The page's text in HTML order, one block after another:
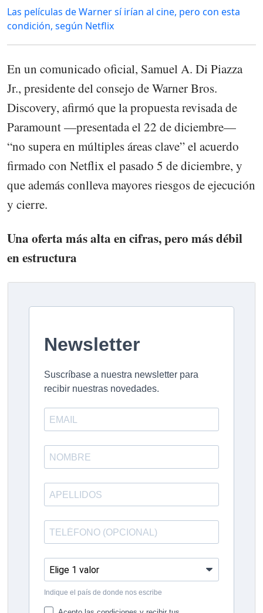
Las películas de Warner sí irían al cine, pero con esta
condición, según Netflix
En un comunicado oficial, Samuel A. Di Piazza
Jr., presidente del consejo de Warner Bros.
Discovery, afirmó que la propuesta revisada de
Paramount —presentada el 22 de diciembre—
“no supera en múltiples áreas clave” el acuerdo
firmado con Netflix el pasado 5 de diciembre, y
que además conlleva mayores riesgos de ejecución
y cierre.
Una oferta más alta en cifras, pero más débil
en estructura